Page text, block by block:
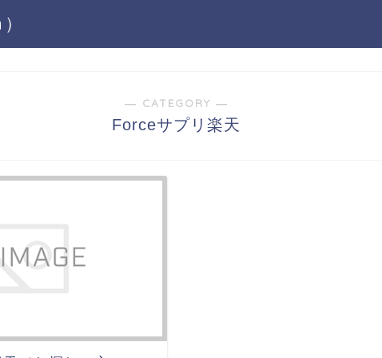
― CATEGORY ―
Forceサプリ楽天